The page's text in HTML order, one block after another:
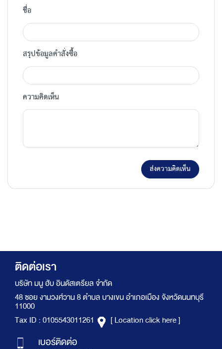
ชื่อ
สรุปข้อมูลคำสั่งซื้อ
ความคิดเห็น
ส่งความคิดเห็น
ติดต่อเรา
บริษัท มนู ฮับ อินดัสเตรียล จำกัด
48 ซอย งามวงศ์วาน 8 ตำบล บางเขน อำเภอเมือง จังหวัดนนทบุรี
11000
Tax ID : 0105543011261
[ Location click here ]
เบอร์ติดต่อ